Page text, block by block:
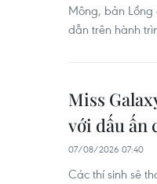
Mông, bản
dẫn trên hành
Miss
với dấu ấn
07/08/2026 07:40
Các thí sinh sẽ